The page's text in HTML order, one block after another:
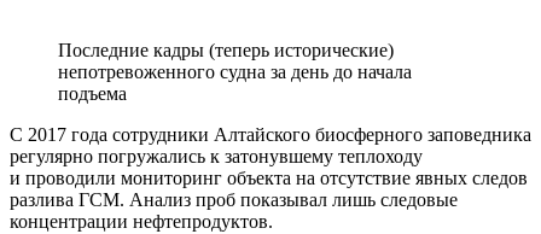
Последние кадры (теперь исторические)
непотревоженного судна за день до начала
подъема
С 2017 года сотрудники Алтайского биосферного заповедника
регулярно погружались к затонувшему теплоходу
и проводили мониторинг объекта на отсутствие явных следов
разлива ГСМ. Анализ проб показывал лишь следовые
концентрации нефтепродуктов.